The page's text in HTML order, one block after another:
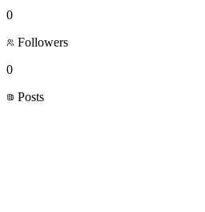
0
Followers
0
Posts